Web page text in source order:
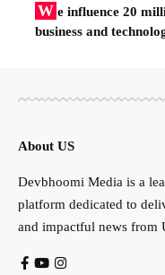
W e influence 20
business and
About US
Devbhoomi Media is a
platform dedicated to
and impactful news from